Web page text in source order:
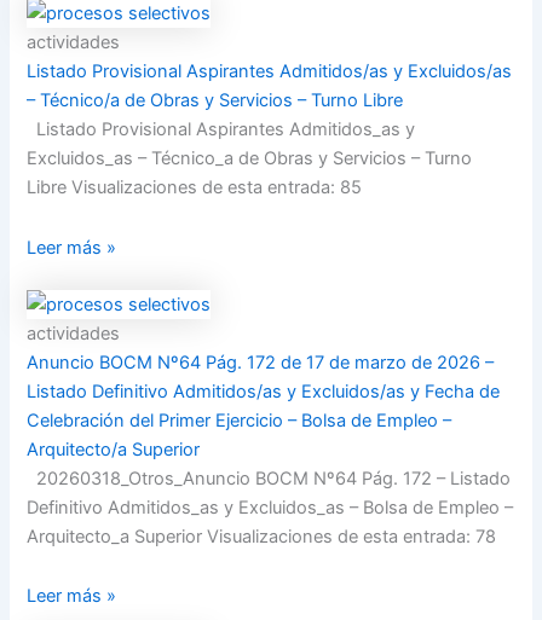
actividades
Listado Provisional Aspirantes Admitidos/as y Excluidos/as
– Técnico/a de Obras y Servicios – Turno Libre
Listado Provisional Aspirantes Admitidos_as y
Excluidos_as – Técnico_a de Obras y Servicios – Turno
Libre Visualizaciones de esta entrada: 85
Leer más »
actividades
Anuncio BOCM Nº64 Pág. 172 de 17 de marzo de 2026 –
Listado Definitivo Admitidos/as y Excluidos/as y Fecha de
Celebración del Primer Ejercicio – Bolsa de Empleo –
Arquitecto/a Superior
20260318_Otros_Anuncio BOCM Nº64 Pág. 172 – Listado
Definitivo Admitidos_as y Excluidos_as – Bolsa de Empleo –
Arquitecto_a Superior Visualizaciones de esta entrada: 78
Leer más »